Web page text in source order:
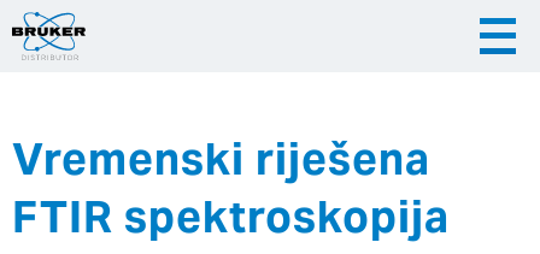
English
|
Hrvatska
Vremenski riješena
FTIR spektroskopija